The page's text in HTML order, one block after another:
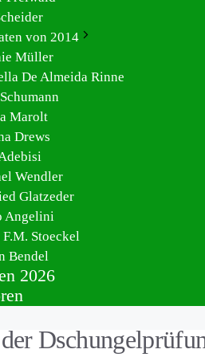
von 2014
Müller
De Almeida Rinne
Marolt
Drews
Wendler
Glatzeder
Angelini
Stoeckel
Bendel
2026